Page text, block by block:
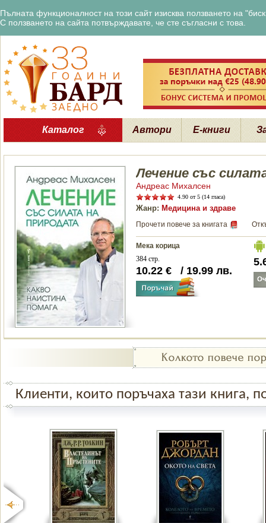
Пълната функционалност на този сайт изисква ползването на
С ползването на сайта потвърждавате, че сте съгласни с това.
Каталог Автори Е-книги
Лечение със
Андреас Михалсен
4.90 от 5 (14 гласа)
Жанр: Медицина и здраве
Прочети повече за книгата
Мека корица
384 стр.
10.22 € / 19.99 лв.
Клиенти, които поръчаха тази книга,